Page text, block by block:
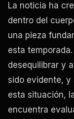
La noticia ha
dentro del
una pieza
esta
desequilibrar y
sido evidente, y
esta situación,
encuentra